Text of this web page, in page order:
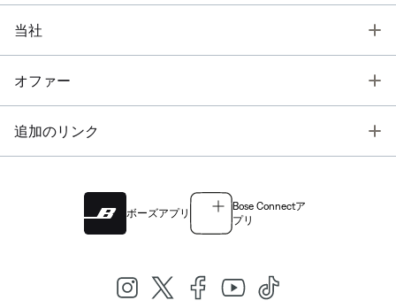
当社
オファー
追加のリンク
ボーズアプリ
Bose Connectア
プリ